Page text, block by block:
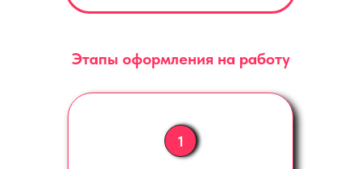
Этапы оформления на работу
1